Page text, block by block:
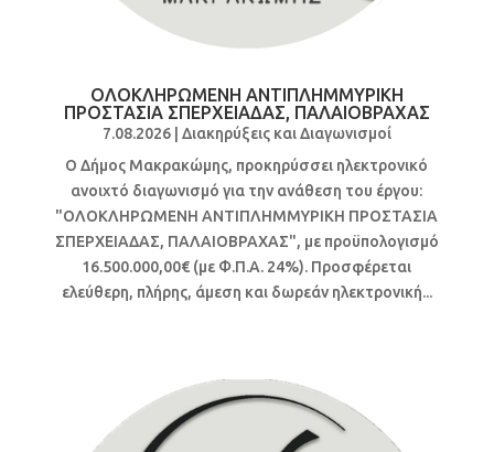
ΟΛΟΚΛΗΡΩΜΕΝΗ ΑΝΤΙΠΛΗΜΜΥΡΙΚΗ
ΠΡΟΣΤΑΣΙΑ ΣΠΕΡΧΕΙΑΔΑΣ, ΠΑΛΑΙΟΒΡΑΧΑΣ
7.08.2026| Διακηρύξεις και Διαγωνισμοί
Ο Δήμος Μακρακώμης, προκηρύσσει ηλεκτρονικό
ανοιχτό διαγωνισμό για την ανάθεση του έργου:
"ΟΛΟΚΛΗΡΩΜΕΝΗ ΑΝΤΙΠΛΗΜΜΥΡΙΚΗ ΠΡΟΣΤΑΣΙΑ
ΣΠΕΡΧΕΙΑΔΑΣ, ΠΑΛΑΙΟΒΡΑΧΑΣ", με προϋπολογισμό
16.500.000,00€ (με Φ.Π.Α. 24%). Προσφέρεται
ελεύθερη, πλήρης, άμεση και δωρεάν ηλεκτρονική...